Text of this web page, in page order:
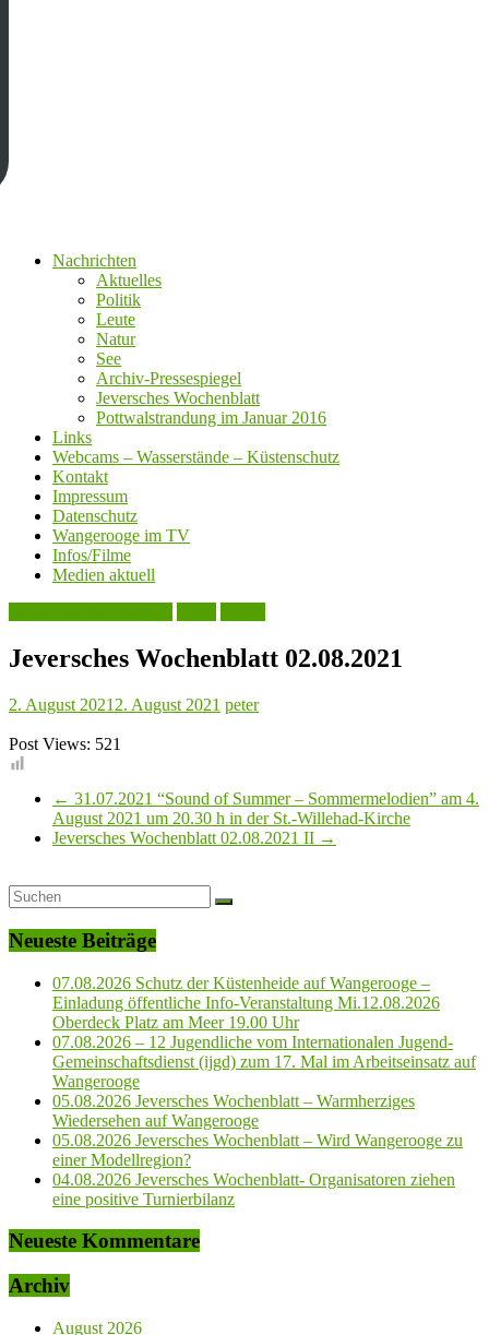
Nachrichten
Aktuelles
Politik
Leute
Natur
See
Archiv-Pressespiegel
Jeversches Wochenblatt
Pottwalstrandung im Januar 2016
Links
Webcams – Wasserstände – Küstenschutz
Kontakt
Impressum
Datenschutz
Wangerooge im TV
Infos/Filme
Medien aktuell
Jeversches Wochenblatt 02.08.2021
2. August 2021 2. August 2021 peter
Post Views: 521
← 31.07.2021 “Sound of Summer – Sommermelodien” am 4.
August 2021 um 20.30 h in der St.-Willehad-Kirche
Jeversches Wochenblatt 02.08.2021 II →
Neueste Beiträge
07.08.2026 Schutz der Küstenheide auf Wangerooge –
Einladung öffentliche Info-Veranstaltung Mi.12.08.2026
Oberdeck Platz am Meer 19.00 Uhr
07.08.2026 – 12 Jugendliche vom Internationalen Jugend-
Gemeinschaftsdienst (ijgd) zum 17. Mal im Arbeitseinsatz auf
Wangerooge
05.08.2026 Jeversches Wochenblatt – Warmherziges
Wiedersehen auf Wangerooge
05.08.2026 Jeversches Wochenblatt – Wird Wangerooge zu
einer Modellregion?
04.08.2026 Jeversches Wochenblatt- Organisatoren ziehen
eine positive Turnierbilanz
Neueste Kommentare
Archiv
August 2026